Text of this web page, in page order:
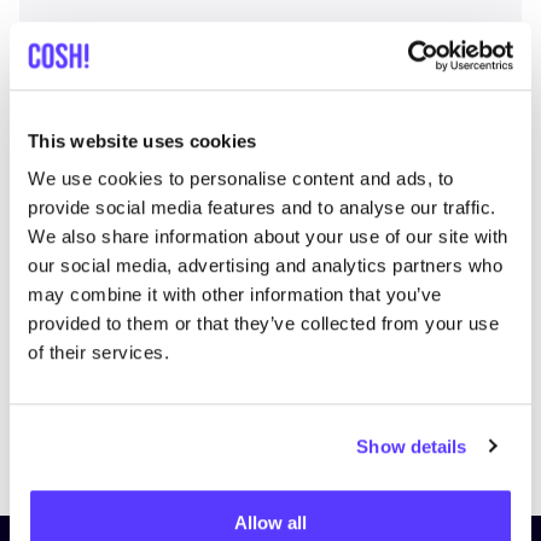
This website uses cookies
We use cookies to personalise content and ads, to
provide social media features and to analyse our traffic.
We also share information about your use of our site with
our social media, advertising and analytics partners who
may combine it with other information that you’ve
provided to them or that they’ve collected from your use
of their services.
Show details
Allow all
List Map